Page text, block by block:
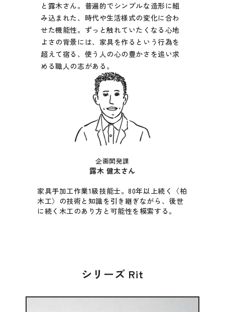
企画開発課
露木 健太さん
家具手加工作業1級技能士。80年以上続く〈柏
木工〉の技術と知識を引き継ぎながら、後世
に続く木工のあり方と可能性を模索する。
と露木さん。普遍的でシンプルな造形に組
み込まれた、時代や生活様式の変化に合わ
せた機能性。ずっと触れていたくなる心地
よさの背景には、家具を作るという行為を
超えて宿る、使う人の心の豊かさを追い求
める職人の志がある。
シリーズ Rit